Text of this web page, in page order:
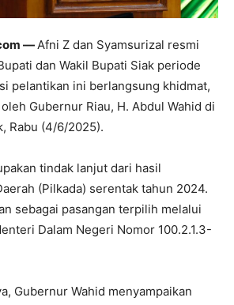
—Afni Z dan Syamsurizal resmi
dan Wakil Bupati Siak periode
pelantikan ini berlangsung khidmat,
Gubernur Riau, H. Abdul Wahid di
Rabu (4/6/2025).
tindak lanjut dari hasil
(Pilkada) serentak tahun 2024.
sebagai pasangan terpilih melalui
Dalam Negeri Nomor 100.2.1.3-
Gubernur Wahid menyampaikan